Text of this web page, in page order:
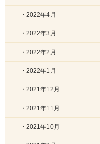
・2022年4月
・2022年3月
・2022年2月
・2022年1月
・2021年12月
・2021年11月
・2021年10月